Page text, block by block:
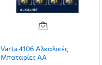
Varta 4106 Αλκαλικές
Μπαταρίες AA